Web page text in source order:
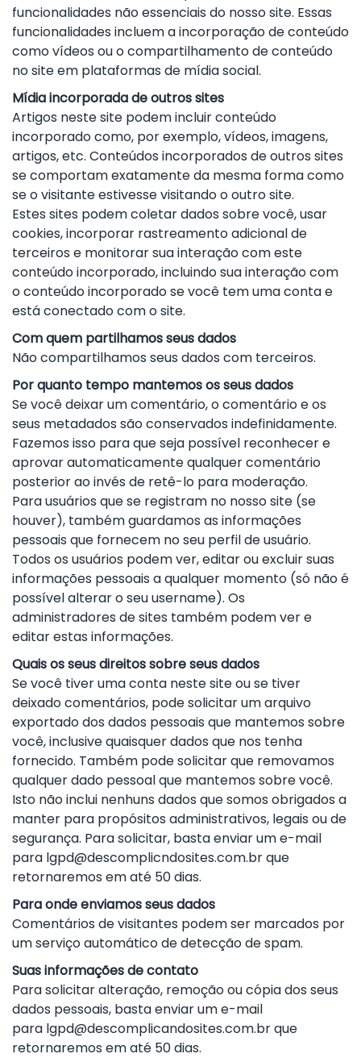
funcionalidades não essenciais do nosso site. Essas
funcionalidades incluem a incorporação de conteúdo
como vídeos ou o compartilhamento de conteúdo
no site em plataformas de mídia social.
Mídia incorporada de outros sites
Artigos neste site podem incluir conteúdo
incorporado como, por exemplo, vídeos, imagens,
artigos, etc. Conteúdos incorporados de outros sites
se comportam exatamente da mesma forma como
se o visitante estivesse visitando o outro site.
Estes sites podem coletar dados sobre você, usar
cookies, incorporar rastreamento adicional de
terceiros e monitorar sua interação com este
conteúdo incorporado, incluindo sua interação com
o conteúdo incorporado se você tem uma conta e
está conectado com o site.
Com quem partilhamos seus dados
Não compartilhamos seus dados com terceiros.
Por quanto tempo mantemos os seus dados
Se você deixar um comentário, o comentário e os
seus metadados são conservados indefinidamente.
Fazemos isso para que seja possível reconhecer e
aprovar automaticamente qualquer comentário
posterior ao invés de retê-lo para moderação.
Para usuários que se registram no nosso site (se
houver), também guardamos as informações
pessoais que fornecem no seu perfil de usuário.
Todos os usuários podem ver, editar ou excluir suas
informações pessoais a qualquer momento (só não é
possível alterar o seu username). Os
administradores de sites também podem ver e
editar estas informações.
Quais os seus direitos sobre seus dados
Se você tiver uma conta neste site ou se tiver
deixado comentários, pode solicitar um arquivo
exportado dos dados pessoais que mantemos sobre
você, inclusive quaisquer dados que nos tenha
fornecido. Também pode solicitar que removamos
qualquer dado pessoal que mantemos sobre você.
Isto não inclui nenhuns dados que somos obrigados a
manter para propósitos administrativos, legais ou de
segurança. Para solicitar, basta enviar um e-mail
para lgpd@descomplicndosites.com.brque
retornaremos em até 50 dias.
Para onde enviamos seus dados
Comentários de visitantes podem ser marcados por
um serviço automático de detecção de spam.
Suas informações de contato
Para solicitar alteração, remoção ou cópia dos seus
dados pessoais, basta enviar um e-mail
para lgpd@descomplicandosites.com.brque
retornaremos em até 50 dias.